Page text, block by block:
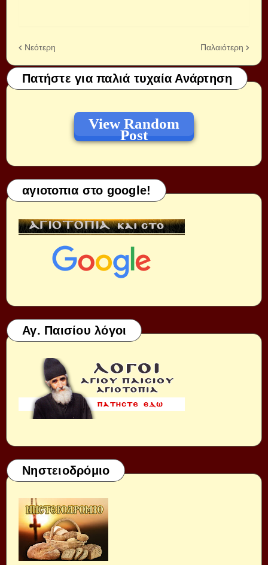
Νεότερη Παλαιότερη
Πατήστε για παλιά τυχαία Ανάρτηση
View Random
Post
αγιοτοπια στο google!
Αγ. Παισίου λόγοι
Νηστειοδρόμιο